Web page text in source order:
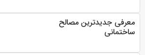
معرفی جدیدترین مصالح
ساختمانی